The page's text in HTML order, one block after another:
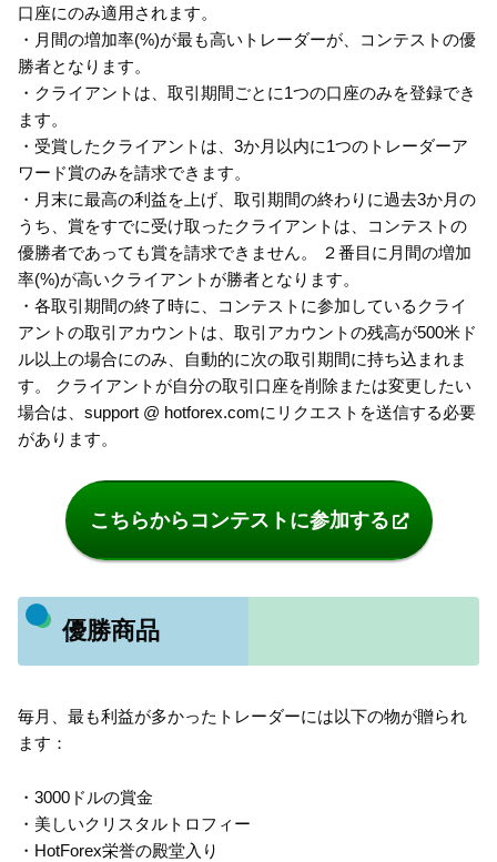
口座にのみ適用されます。
・月間の増加率(%)が最も高いトレーダーが、コンテストの優
勝者となります。
・クライアントは、取引期間ごとに1つの口座のみを登録でき
ます。
・受賞したクライアントは、3か月以内に1つのトレーダーア
ワード賞のみを請求できます。
・月末に最高の利益を上げ、取引期間の終わりに過去3か月の
うち、賞をすでに受け取ったクライアントは、コンテストの
優勝者であっても賞を請求できません。 ２番目に月間の増加
率(%)が高いクライアントが勝者となります。
・各取引期間の終了時に、コンテストに参加しているクライ
アントの取引アカウントは、取引アカウントの残高が500米ド
ル以上の場合にのみ、自動的に次の取引期間に持ち込まれま
す。 クライアントが自分の取引口座を削除または変更したい
場合は、support @ hotforex.comにリクエストを送信する必要
があります。
こちらからコンテストに参加する
優勝商品
毎月、最も利益が多かったトレーダーには以下の物が贈られ
ます：
・3000ドルの賞金
・美しいクリスタルトロフィー
・HotForex栄誉の殿堂入り